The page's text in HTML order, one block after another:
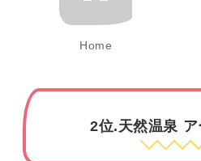
Home
2位.天然温泉